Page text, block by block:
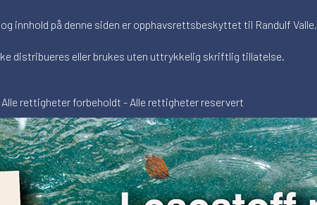
innhold på denne siden er opphavsrettsbeskyttet til Randulf Valle,
distribueres eller brukes uten uttrykkelig skriftlig tillatelse.
Alle rettigheter forbeholdt - Alle rettigheter reservert